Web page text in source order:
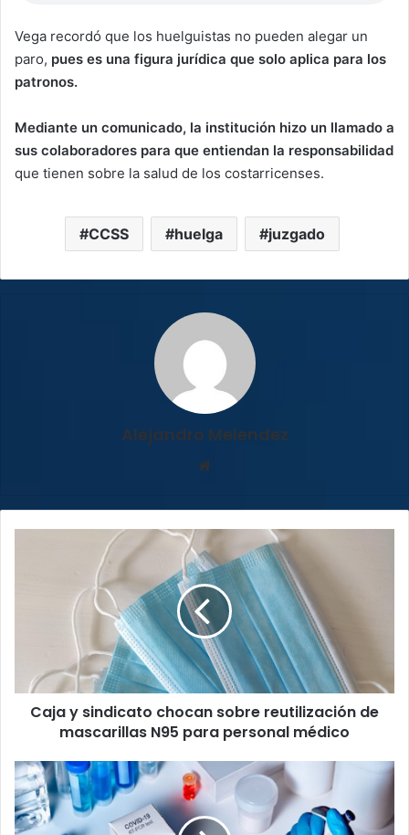
Vega recordó que los huelguistas no pueden alegar un
paro, pues es una figura jurídica que solo aplica para los
patronos.
Mediante un comunicado, la institución hizo un llamado a
sus colaboradores para que entiendan la responsabilidad
que tienen sobre la salud de los costarricenses.
CCSS huelga juzgado
Alejandro Melendez
reutilización
mascarillas
N95
para
personal
Caja y sindicato chocan sobre reutilización de
mascarillas N95 para personal médico
Contraloría
autoriza
a
CCSS